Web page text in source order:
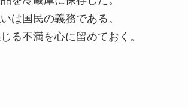
は国民の義務である。
る不満を心に留めておく。